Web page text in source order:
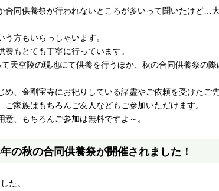
合同供養祭が行われないところが多いって聞いたけど…
方もいらっしゃいます。
もとても丁寧に行っています。
天空陵の現地にて供養を行うほか、秋の合同供養祭の
、金剛宝寺にお祀りしている諸霊やご依頼を受けたご
家族はもちろんご友人などもご参加いただけます。
、もちろんご参加は無料ですよ～。
の秋の合同供養祭が開催されました！
た。